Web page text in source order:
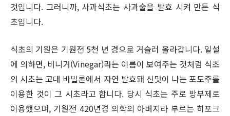
것입니다. 그러니까, 사과식초는 사과술을 발효 시켜 만든 식
초입니다.
식초의 기원은 기원전 5천 년 경으로 거슬러 올라갑니다. 일설
에 의하면, 비니거(Vinegar)라는 이름이 보여주는 것처럼 식초
의 시초는 고대 바빌론에서 자연 발효돼 신맛이 나는 포도주를
이용한 것이 그 시초라고 합니다. 당시 식초는 주로 방부제로
이용했으며, 기원전 420년경 의학의 아버지라 부르는 히포크